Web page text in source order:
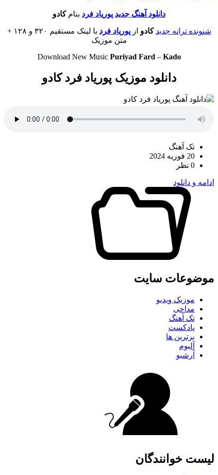
دانلود آهنگ جدید پوریاد فرد بنامکادو
شنونده ترانه جدید کادو ازپوریاد فرد
با لینک مستقیم ۳۲۰ و ۱۲۸ +
متن موزیک
Download New Music Puriyad Fard– Kado
دانلود موزیک پوریاد فرد کادو
تک آهنگ
20 فوریه 2024
0 نظر
ادامه و دانلود
موضوعات سایت
موزیک ویدیو
مداحی
تک آهنگ
پادکست
برترین ها
آلبوم
آرشیو
لیست خوانندگان